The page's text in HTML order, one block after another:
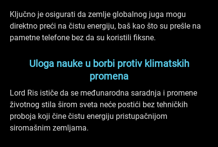
Ključno je osigurati da zemlje globalnog juga mogu
direktno preći na čistu energiju, baš kao što su prešle na
pametne telefone bez da su koristili fiksne.
Uloga nauke u borbi protiv klimatskih
promena
Lord Ris ističe da se međunarodna saradnja i promene
životnog stila širom sveta neće postići bez tehničkih
proboja koji čine čistu energiju pristupačnijom
siromašnim zemljama.